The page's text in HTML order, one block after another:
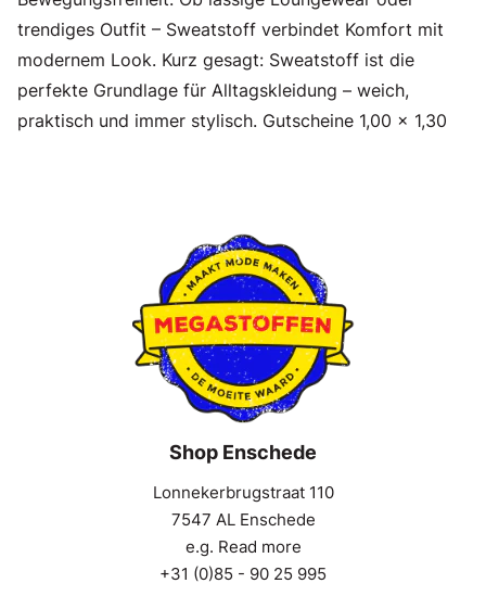
trendiges Outfit – Sweatstoff verbindet Komfort mit
modernem Look. Kurz gesagt: Sweatstoff ist die
perfekte Grundlage für Alltagskleidung – weich,
praktisch und immer stylisch. Gutscheine 1,00 x 1,30
Shop Enschede
Lonnekerbrugstraat 110
7547 AL Enschede
e.g. Read more
+31 (0)85 - 90 25 995